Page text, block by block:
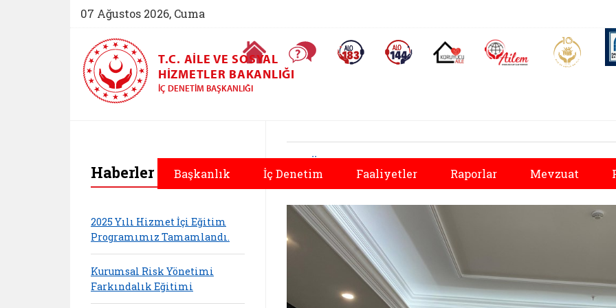
07 Ağustos 2026, Cuma
Ana Sayfa Sıkça Sorulan SorularAlo 183 (yeni sekmede açılır)Alo 144 (yeni sekmede açılır)Koruyucu Aile (yeni sekmede açılır)
AİLEM İletişim Aile ve
T.C. AILE VE SOSYAL
HIZMETLER BAKANLIĞI
İÇ DENETIM BAŞKANLIĞI
Başkanlık İç Denetim Faaliyetler Raporlar Mevzuat
Önceki
Haberler
2025 Yılı Hizmet İçi Eğitim
Programımız Tamamlandı.
Kurumsal Risk Yönetimi
Farkındalık Eğitimi